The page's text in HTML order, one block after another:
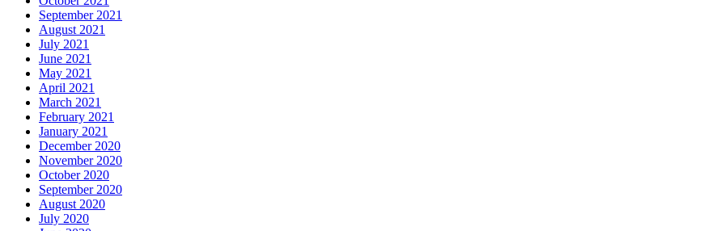
September 2021
August 2021
July 2021
June 2021
May 2021
April 2021
March 2021
February 2021
January 2021
December 2020
November 2020
October 2020
September 2020
August 2020
July 2020